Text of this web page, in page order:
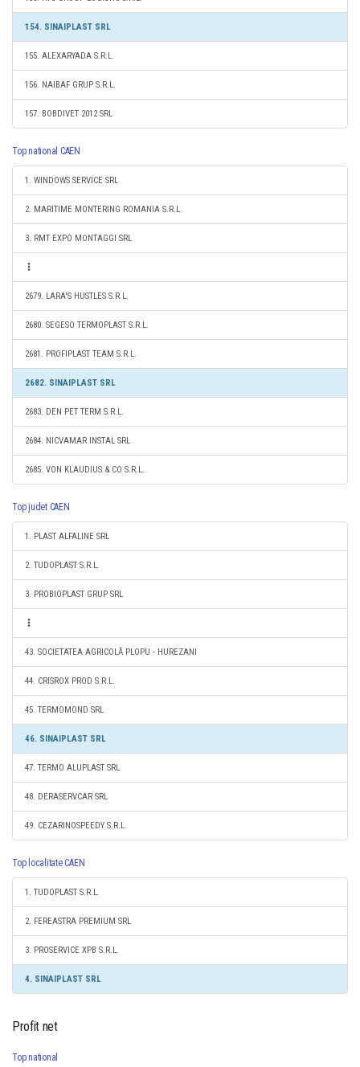
154. SINAIPLAST SRL
155. ALEXARYADA S.R.L.
156. NAIBAF GRUP S.R.L.
157. BOBDIVET 2012 SRL
Top national CAEN
1. WINDOWS SERVICE SRL
2. MARITIME MONTERING ROMANIA S.R.L.
3. RMT EXPO MONTAGGI SRL
2679. LARA'S HUSTLES S.R.L.
2680. SEGESO TERMOPLAST S.R.L.
2681. PROFIPLAST TEAM S.R.L.
2682. SINAIPLAST SRL
2683. DEN PET TERM S.R.L.
2684. NICVAMAR INSTAL SRL
2685. VON KLAUDIUS & CO S.R.L.
Top judet CAEN
1. PLAST ALFALINE SRL
2. TUDOPLAST S.R.L.
3. PROBIOPLAST GRUP SRL
43. SOCIETATEA AGRICOLĂ PLOPU - HUREZANI
44. CRISROX PROD S.R.L.
45. TERMOMOND SRL
46. SINAIPLAST SRL
47. TERMO ALUPLAST SRL
48. DERASERVCAR SRL
49. CEZARINOSPEEDY S.R.L.
Top localitate CAEN
1. TUDOPLAST S.R.L.
2. FEREASTRA PREMIUM SRL
3. PROSERVICE XPB S.R.L.
4. SINAIPLAST SRL
Profit net
Top national